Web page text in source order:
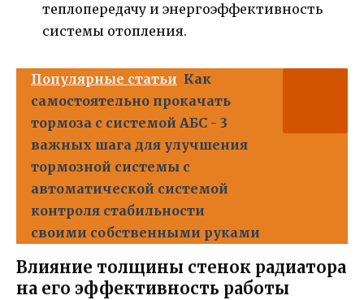
теплопередачу и энергоэффективность
системы отопления.
Популярные статьи Как
самостоятельно прокачать
тормоза с системой АБС - 3
важных шага для улучшения
тормозной системы с
автоматической системой
контроля стабильности
своими собственными руками
Влияние толщины стенок радиатора
на его эффективность работы